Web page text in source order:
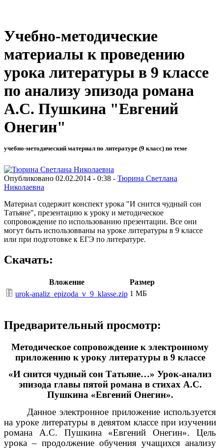
Учебно-методические
материалы к проведению
урока литературы в 9 классе
по анализу эпизода романа
А.С. Пушкина "Евгений
Онегин"
учебно-методический материал по литературе (9 класс) по теме
Опубликовано 02.02.2014 - 0:38 - Тюрина Светлана
Николаевна
Материал содержит конспект урока "И снится чудный сон
Татьяне", презентацию к уроку и методическое
сопровождение по использованию презентации. Все они
могут быть использовваны на уроке литературы в 9 классе
или при подготовке к ЕГЭ по литературе.
Скачать:
Вложение
Размер
urok-analiz_epizoda_v_9_klasse.zip 1 МБ
Предварительный просмотр:
Методическое сопровождение к электронному
приложению к уроку литературы в 9 классе
«И снится чудный сон Татьяне…» Урок-анализ
эпизода главы пятой романа в стихах А.С.
Пушкина «Евгений Онегин».
Данное электронное приложение используется
на уроке литературы в девятом классе при изучении
романа А.С. Пушкина «Евгений Онегин». Цель
урока – продолжение обучения учащихся анализу